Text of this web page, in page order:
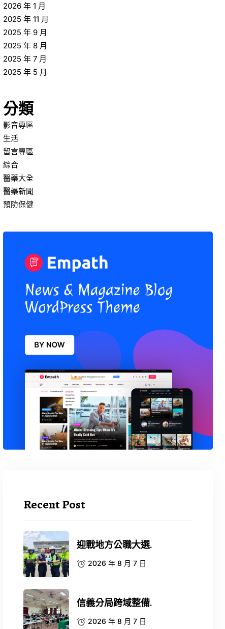
2026 年 1 月
2025 年 11 月
2025 年 9 月
2025 年 8 月
2025 年 7 月
2025 年 5 月
分類
影音專區
生活
留言專區
綜合
醫藥大全
醫藥新聞
預防保健
Recent Post
迎戰地方公職大選.
2026 年 8 月 7 日
信義分局跨域整備.
2026 年 8 月 7 日